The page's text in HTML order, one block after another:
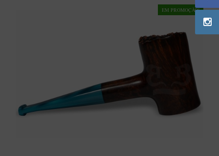
Bolsas para Cachimbo
Cinzeiros
EM PROMOÇÃO!